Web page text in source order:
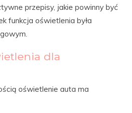
przepisy, jakie powinny być
funkcja oświetlenia była
dla
oświetlenie auta ma